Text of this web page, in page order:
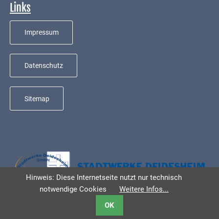
Wasser-
und
Abwasser
Defibrillatoren
Katastrophenschutz
bei
Social
Media
Links
Impressum
Datenschutz
Sitemap
Hinweis: Diese Internetseite nutzt nur technisch
notwendige Cookies
Weitere Infos...
OK